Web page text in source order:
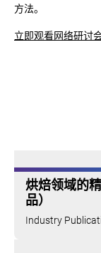
方法。
立即观看网络研讨
烘焙领域的
品）
Industry